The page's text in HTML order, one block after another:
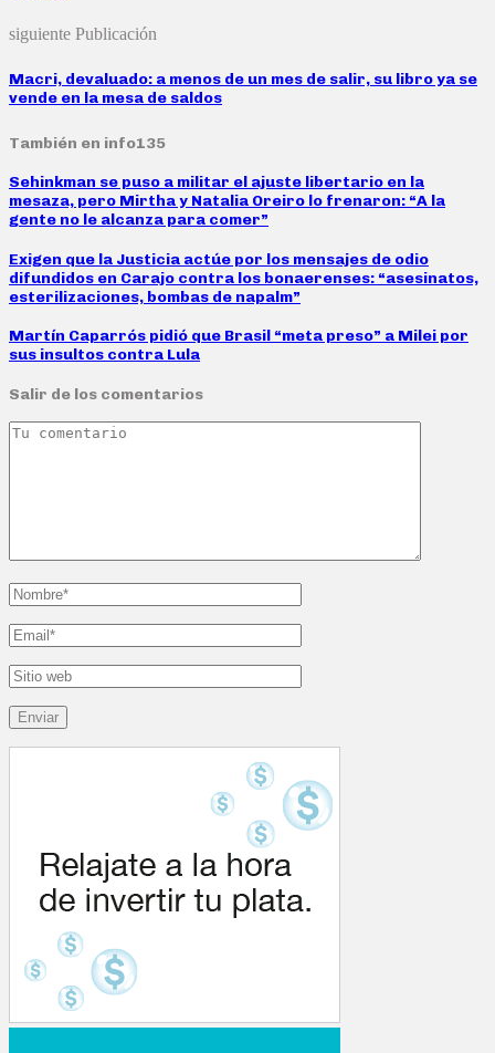
siguiente Publicación
Macri, devaluado: a menos de un mes de salir, su libro ya se
vende en la mesa de saldos
También en info135
Sehinkman se puso a militar el ajuste libertario en la
mesaza, pero Mirtha y Natalia Oreiro lo frenaron: “A la
gente no le alcanza para comer”
Exigen que la Justicia actúe por los mensajes de odio
difundidos en Carajo contra los bonaerenses: “asesinatos,
esterilizaciones, bombas de napalm”
Martín Caparrós pidió que Brasil “meta preso” a Milei por
sus insultos contra Lula
Salir de los comentarios